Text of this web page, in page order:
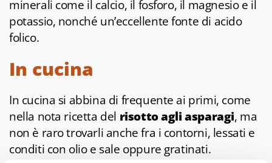
minerali come il calcio, il fosforo, il magnesio e il
potassio, nonché un’eccellente fonte di acido
folico.
In cucina
In cucina si abbina di frequente ai primi, come
nella nota ricetta del risotto agli asparagi, ma
non è raro trovarli anche fra i contorni, lessati e
conditi con olio e sale oppure gratinati.